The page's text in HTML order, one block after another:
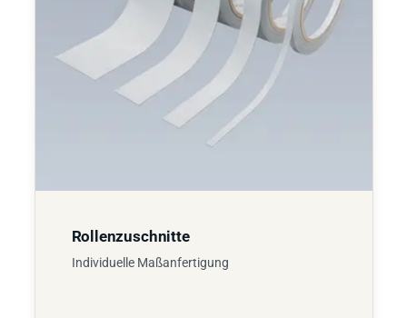
Rollenzuschnitte
Individuelle Maßanfertigung